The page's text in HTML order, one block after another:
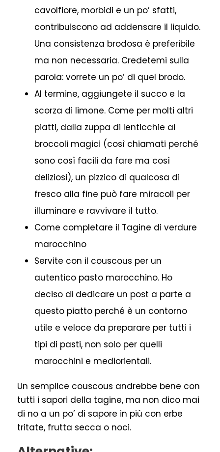
cavolfiore, morbidi e un po’ sfatti,
contribuiscono ad addensare il liquido.
Una consistenza brodosa è preferibile
ma non necessaria. Credetemi sulla
parola: vorrete un po’ di quel brodo.
Al termine, aggiungete il succo e la
scorza di limone. Come per molti altri
piatti, dalla zuppa di lenticchie ai
broccoli magici (così chiamati perché
sono così facili da fare ma così
deliziosi), un pizzico di qualcosa di
fresco alla fine può fare miracoli per
illuminare e ravvivare il tutto.
Come completare il Tagine di verdure
marocchino
Servite con il couscous per un
autentico pasto marocchino. Ho
deciso di dedicare un post a parte a
questo piatto perché è un contorno
utile e veloce da preparare per tutti i
tipi di pasti, non solo per quelli
marocchini e mediorientali.
Un semplice couscous andrebbe bene con
tutti i sapori della tagine, ma non dico mai
di no a un po’ di sapore in più con erbe
tritate, frutta secca o noci.